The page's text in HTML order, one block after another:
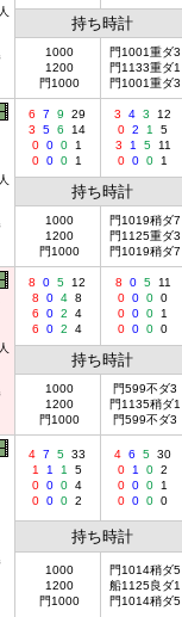
持ち時計
1000
1200
門1000
門1001重ダ3
門1133重ダ1
門1001重ダ3
6 7 9
29
3
5 6
14
0 0 0
1
0 0 0 1
3 4 3
12
0 2 1
5
3
1 5
11
0 0 0 1
持ち時計
1000
1200
門1000
門1019稍ダ7
門1125重ダ3
門1019稍ダ7
8 0 5
12
8
0 4 8
6
0 2
4
6
0 2 4
8 0 5
11
0 0 0 0
0 0 0
1
0 0 0 0
持ち時計
1000
1200
門1000
門599不ダ3
門1135稍ダ1
門599不ダ3
4 7 5 33
1
1 1
5
0 0 0 4
0 0 0 2
4 6 5 30
0
1 0 2
0 0 0
1
0 0 0 0
持ち時計
1000
1200
門1000
門1014稍ダ5
船1125良ダ1
門1014稍ダ5